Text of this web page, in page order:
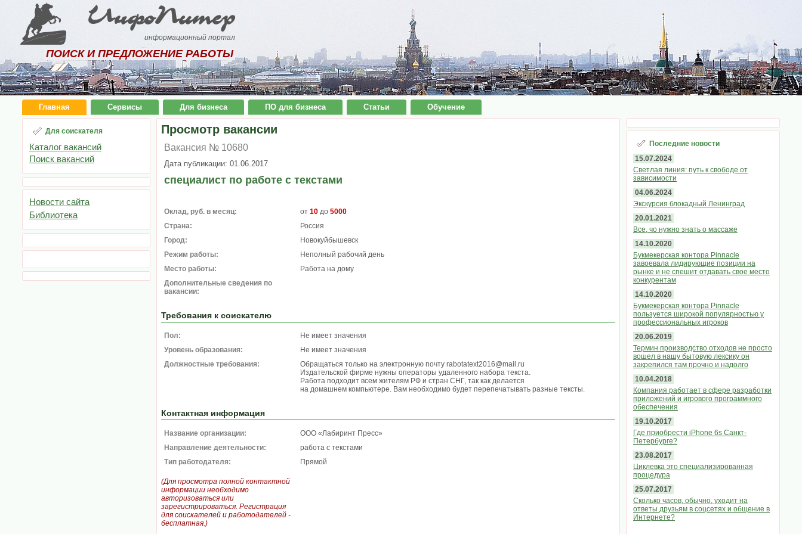
ИнфоПитер
информационный портал
ПОИСК И ПРЕДЛОЖЕНИЕ РАБОТЫ
Главная Сервисы Для бизнеса ПО для бизнеса Статьи Обучение
Для соискателя
Каталог вакансий
Поиск вакансий
Новости сайта
Библиотека
Просмотр вакансии
Вакансия № 10680
Дата публикации: 01.06.2017
специалист по работе с текстами
Оклад, руб. в месяц: от 10 до 5000
Страна:
Россия
Город:
Новокуйбышевск
Режим работы:
Неполный рабочий день
Место работы:
Работа на дому
Дополнительные сведения по
вакансии:
Требования к соискателю
Пол:
Не имеет значения
Уровень образования:
Не имеет значения
Должностные требования:
Обращаться только на электронную почту rabotatext2016@mail.ru
Издательской фирме нужны операторы удаленного набора текста.
Работа подходит всем жителям РФ и стран СНГ, так как делается
на домашнем компьютере. Вам необходимо будет перепечатывать разные тексты.
Контактная информация
Название организации:
ООО «Лабиринт Пресс»
Направление деятельности:
работа с текстами
Тип работодателя:
Прямой
(Для просмотра полной контактной
информации необходимо
авторизоваться или
зарегистрироваться. Регистрация
для соискателей и работодателей -
бесплатная.)
Последние новости
15.07.2024
Светлая линия: путь к свободе от
зависимости
04.06.2024
Экскурсия блокадный Ленинград
20.01.2021
Все, чо нужно знать о массаже
14.10.2020
Букмекерская контора Pinnacle
завоевала лидирующие позиции на
рынке и не спешит отдавать свое место
конкурентам
14.10.2020
Букмекерская контора Pinnacle
пользуется широкой популярностью у
профессиональных игроков
20.06.2019
Термин производство отходов не просто
вошел в нашу бытовую лексику он
закрепился там прочно и надолго
10.04.2018
Компания работает в сфере разработки
приложений и игрового программного
обеспечения
19.10.2017
Где приобрести iPhone 6s Санкт-
Петербурге?
23.08.2017
Циклевка это специализированная
процедура
25.07.2017
Сколько часов, обычно, уходит на
ответы друзьям в соцсетях и общение в
Интернете?